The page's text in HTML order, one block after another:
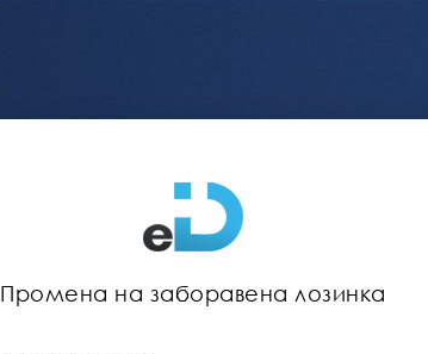
Промена на заборавена лозинка